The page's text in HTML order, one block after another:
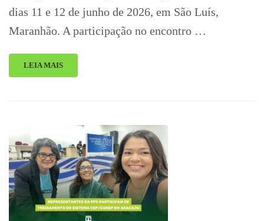
dias 11 e 12 de junho de 2026, em São Luís,
Maranhão. A participação no encontro …
LEIA MAIS